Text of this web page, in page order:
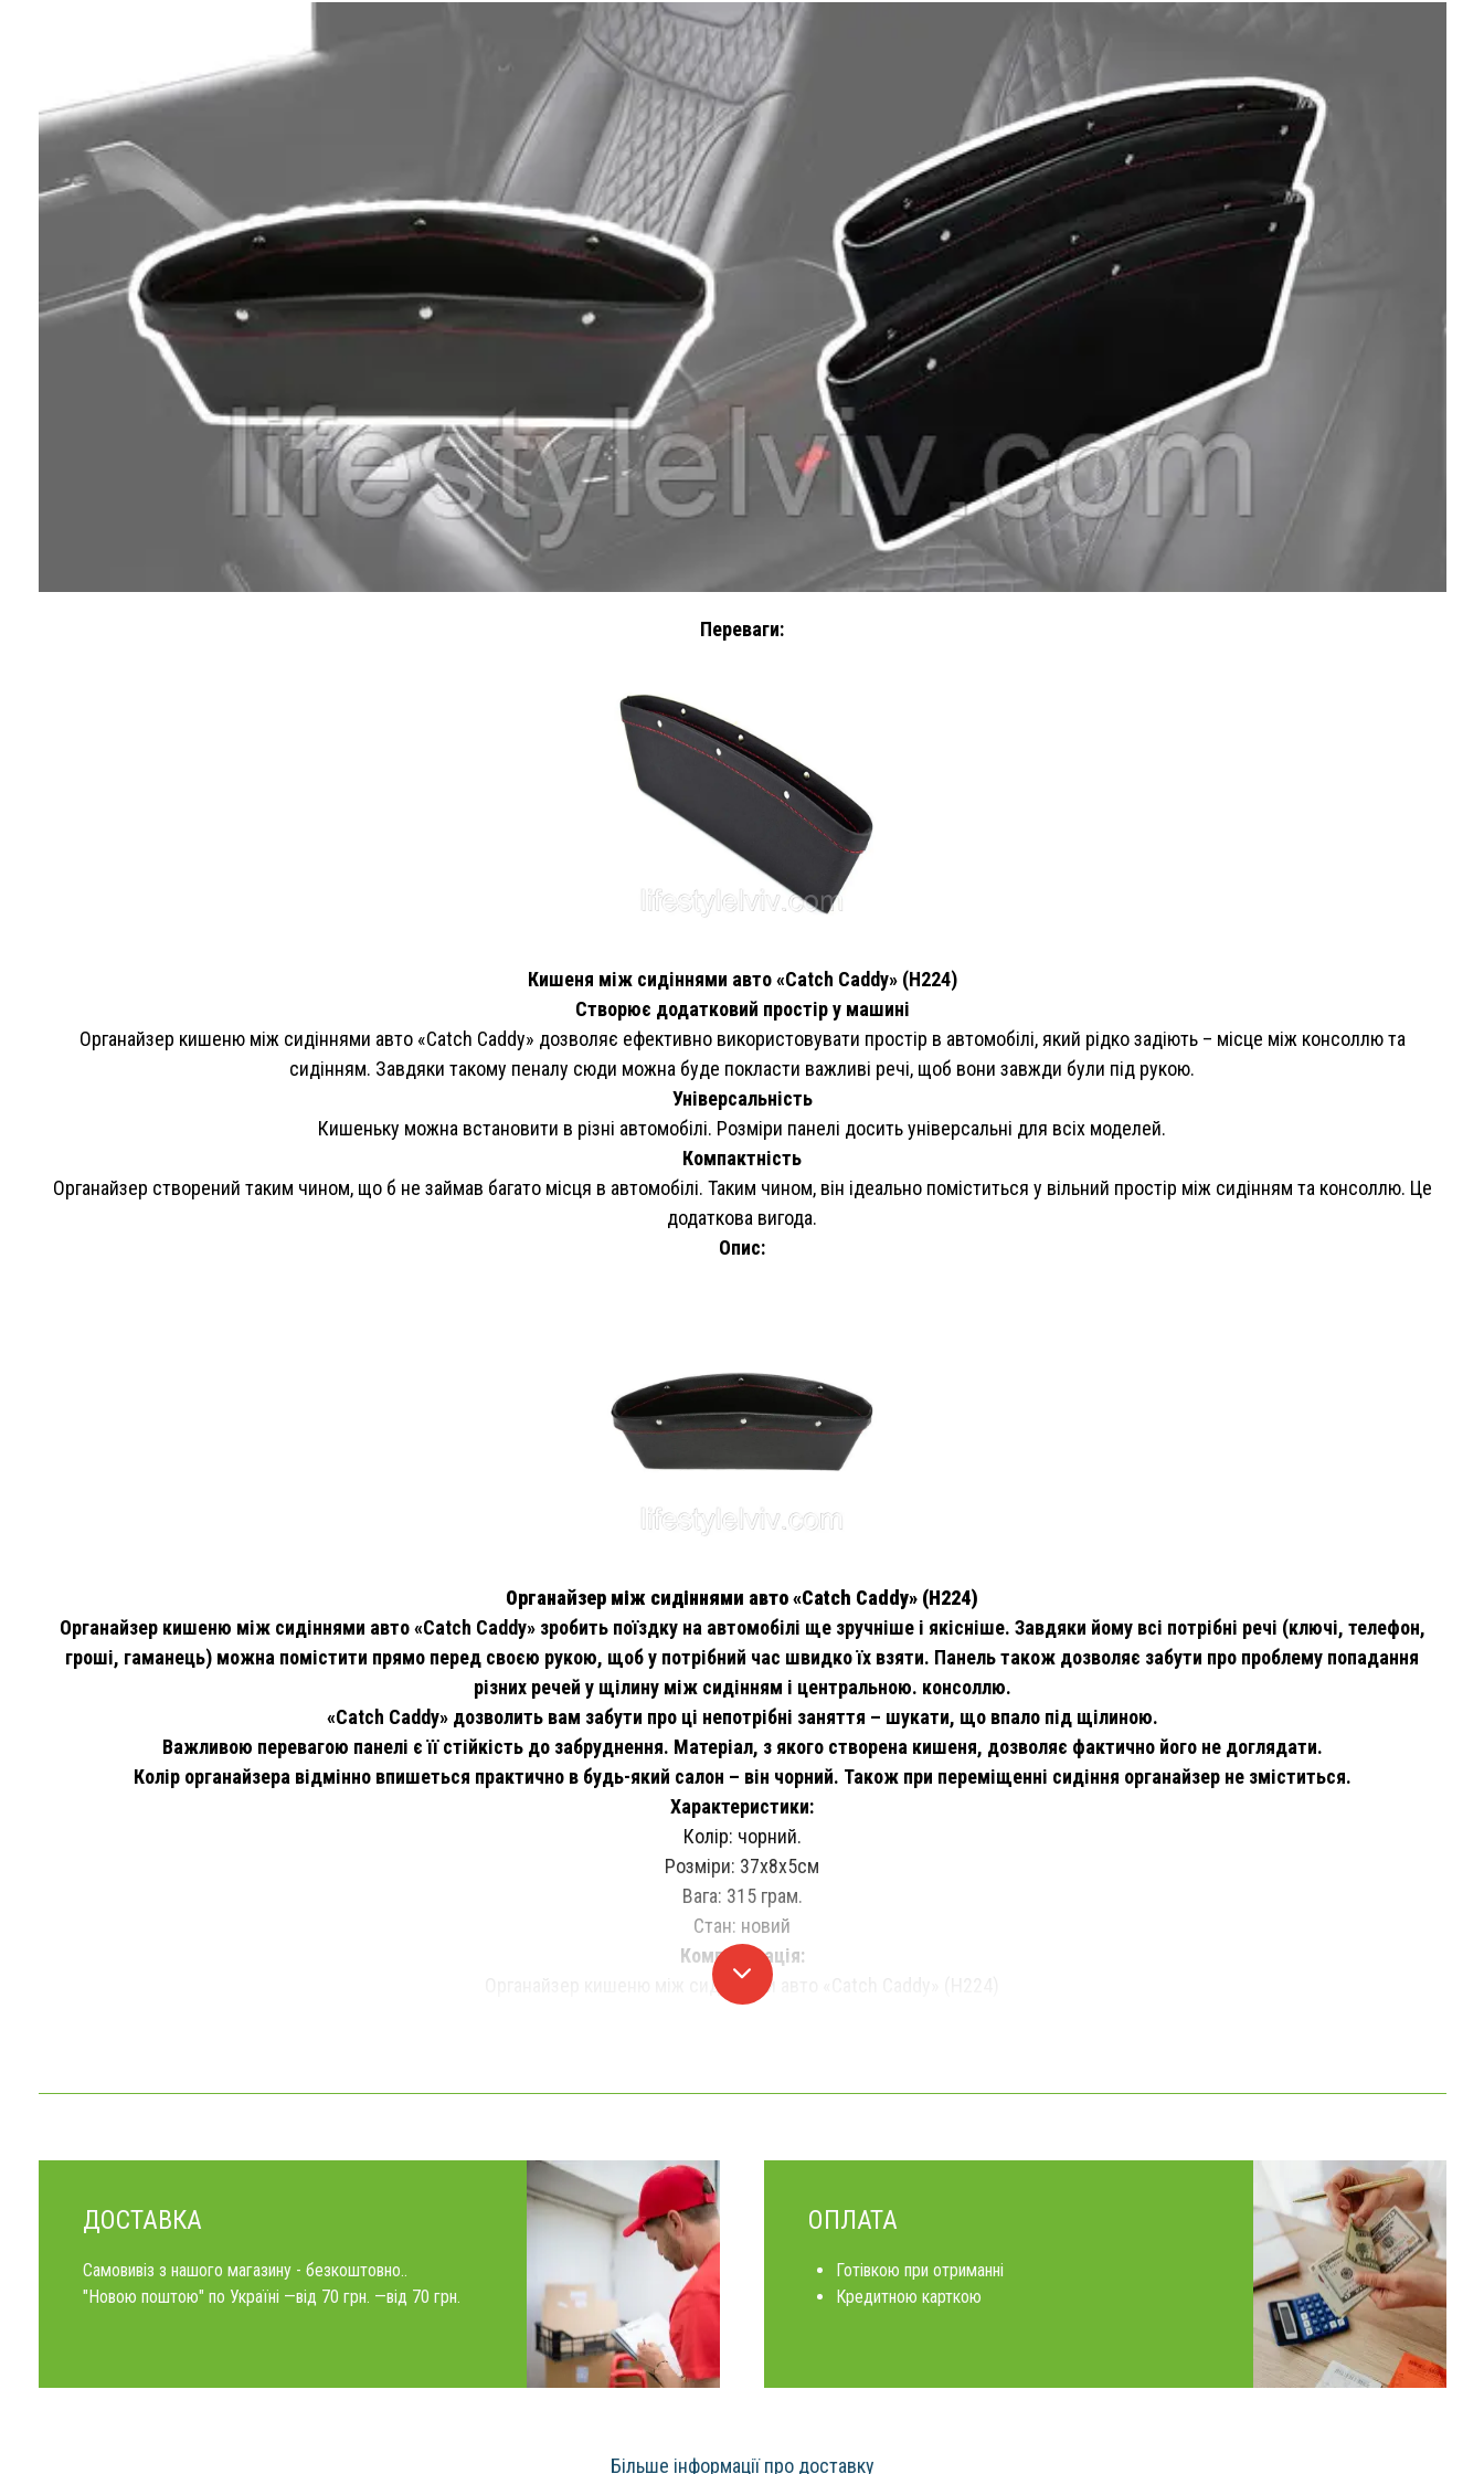
Переваги:
Кишеня між сидіннями авто «Catch Caddy» (H224)
Створює додатковий простір у машині
Органайзер кишеню між сидіннями авто «Catch Caddy» дозволяє ефективно використовувати простір в автомобілі, який рідко задіють – місце між консоллю та
сидінням. Завдяки такому пеналу сюди можна буде покласти важливі речі, щоб вони завжди були під рукою.
Універсальність
Кишеньку можна встановити в різні автомобілі. Розміри панелі досить універсальні для всіх моделей.
Компактність
Органайзер створений таким чином, що б не займав багато місця в автомобілі. Таким чином, він ідеально поміститься у вільний простір між сидінням та консоллю. Це
додаткова вигода.
Опис:
Органайзер між сидіннями авто «Catch Caddy» (H224)
Органайзер кишеню між сидіннями авто «Catch Caddy» зробить поїздку на автомобілі ще зручніше і якісніше. Завдяки йому всі потрібні речі (ключі, телефон,
гроші, гаманець) можна помістити прямо перед своєю рукою, щоб у потрібний час швидко їх взяти. Панель також дозволяє забути про проблему попадання
різних речей у щілину між сидінням і центральною. консоллю.
«Catch Caddy» дозволить вам забути про ці непотрібні заняття – шукати, що впало під щілиною.
Важливою перевагою панелі є її стійкість до забруднення. Матеріал, з якого створена кишеня, дозволяє фактично його не доглядати.
Колір органайзера відмінно впишеться практично в будь-який салон – він чорний. Також при переміщенні сидіння органайзер не зміститься.
Характеристики:
Колір: чорний.
Розміри: 37х8х5см
Вага: 315 грам.
Стан: новий
Комплектація:
Органайзер кишеню між сидіннями авто «Catch Caddy» (H224)
ДОСТАВКА
Самовивіз з нашого магазину - безкоштовно..
"Новою поштою" по Україні —від 70 грн. —від 70 грн.
ОПЛАТА
Готівкою при отриманні
Кредитною карткою
Більше інформації про доставку